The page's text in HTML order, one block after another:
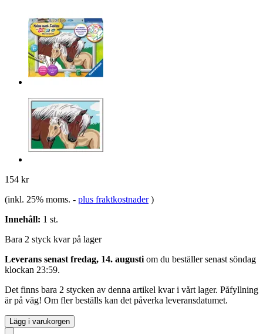
154 kr
(inkl. 25% moms. - plus fraktkostnader )
Innehåll: 1 st.
Bara 2 styck kvar på lager
Leverans senast fredag, 14. augusti om du beställer senast söndag
klockan 23:59.
Det finns bara 2 stycken av denna artikel kvar i vårt lager. Påfyllning
är på väg! Om fler beställs kan det påverka leveransdatumet.
Lägg i varukorgen